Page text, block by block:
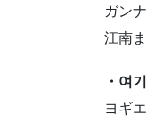
ガン
江南
・여
ヨギ